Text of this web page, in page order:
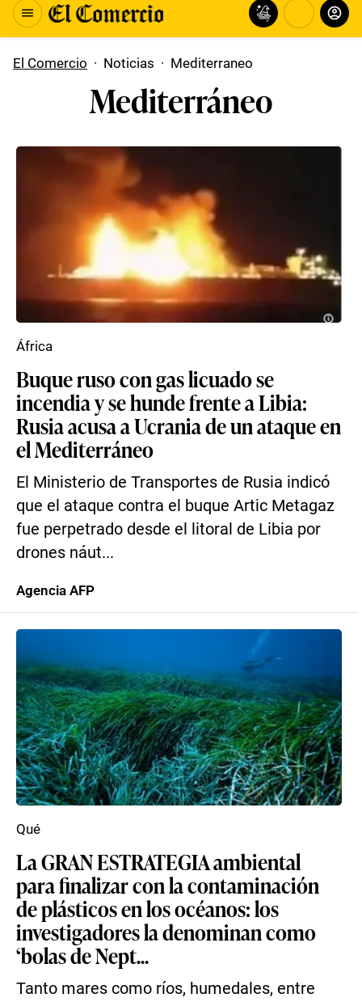
El Comercio · Noticias · Mediterraneo
Mediterráneo
Buque ruso con gas licuado se
incendia y se hunde frente a Libia:
Rusia acusa a Ucrania de un ataque en
el Mediterráneo
El Ministerio de Transportes de Rusia indicó
que el ataque contra el buque Artic Metagaz
fue perpetrado desde el litoral de Libia por
drones náut...
África
Agencia AFP
La GRAN ESTRATEGIA ambiental
para finalizar con la contaminación
de plásticos en los océanos: los
investigadores la denominan como
‘bolas de Nept...
Tanto mares como ríos, humedales, entre
Qué